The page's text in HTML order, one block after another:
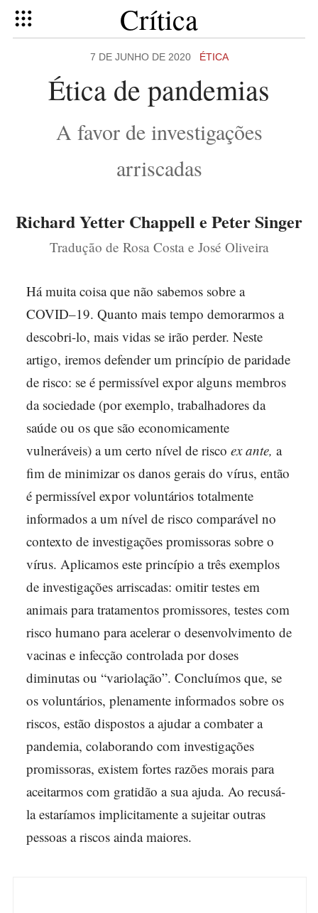
Crítica
7 DE JUNHO DE 2020 ÉTICA
Ética de pandemias
A favor de investigações
arriscadas
Richard Yetter Chappell e Peter Singer
Tradução de Rosa Costa e José Oliveira
Há muita coisa que não sabemos sobre a
COVID–19. Quanto mais tempo demorarmos a
descobri-lo, mais vidas se irão perder. Neste
artigo, iremos defender um princípio de paridade
de risco: se é permissível expor alguns membros
da sociedade (por exemplo, trabalhadores da
saúde ou os que são economicamente
vulneráveis) a um certo nível de risco ex ante, a
fim de minimizar os danos gerais do vírus, então
é permissível expor voluntários totalmente
informados a um nível de risco comparável no
contexto de investigações promissoras sobre o
vírus. Aplicamos este princípio a três exemplos
de investigações arriscadas: omitir testes em
animais para tratamentos promissores, testes com
risco humano para acelerar o desenvolvimento de
vacinas e infecção controlada por doses
diminutas ou “variolação”. Concluímos que, se
os voluntários, plenamente informados sobre os
riscos, estão dispostos a ajudar a combater a
pandemia, colaborando com investigações
promissoras, existem fortes razões morais para
aceitarmos com gratidão a sua ajuda. Ao recusá-
la estaríamos implicitamente a sujeitar outras
pessoas a riscos ainda maiores.